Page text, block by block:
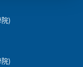
)
)